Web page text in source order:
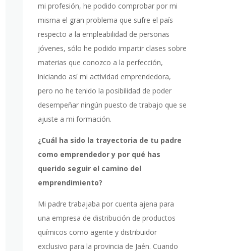
mi profesión, he podido comprobar por mi
misma el gran problema que sufre el país
respecto a la empleabilidad de personas
jóvenes, sólo he podido impartir clases sobre
materias que conozco a la perfección,
iniciando así mi actividad emprendedora,
pero no he tenido la posibilidad de poder
desempeñar ningún puesto de trabajo que se
ajuste a mi formación.
¿Cuál ha sido la trayectoria de tu padre
como emprendedor y por qué has
querido seguir el camino del
emprendimiento?
Mi padre trabajaba por cuenta ajena para
una empresa de distribución de productos
químicos como agente y distribuidor
exclusivo para la provincia de Jaén. Cuando